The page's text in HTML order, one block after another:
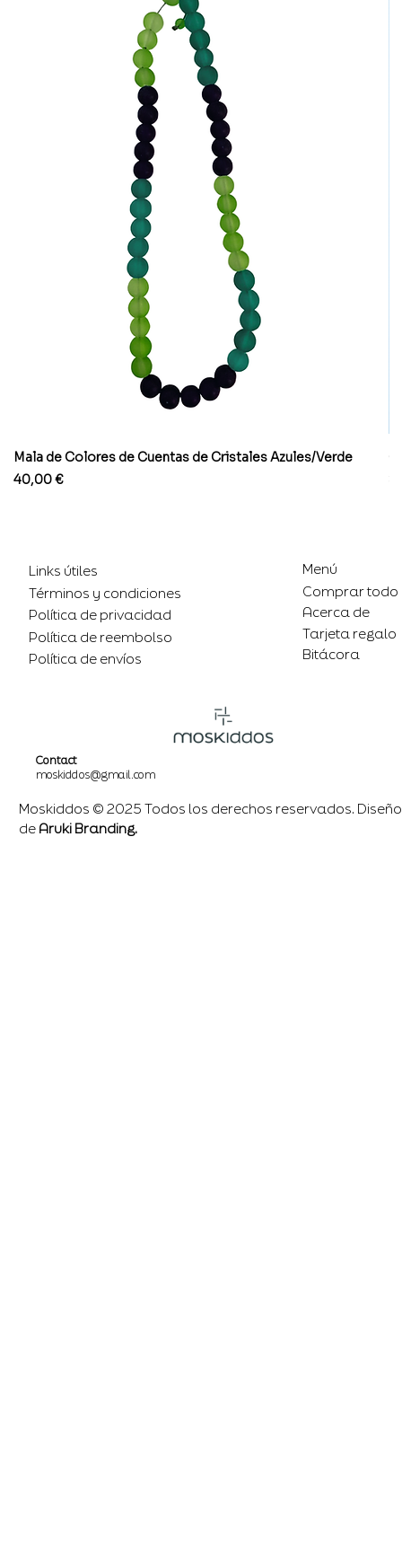
Mala de Colores de Cuentas de Cristales Azules/Verde
Precio
40,00 €
Links útiles
Términos y condiciones
Política de privacidad
Política de reembolso
Política de envíos
Menú
Comprar todo
Acerca de
Tarjeta regalo
Bitácora
Contact
moskiddos@gmail.com
Moskiddos © 2025 Todos los derechos reservados. Diseño
de Aruki Branding.